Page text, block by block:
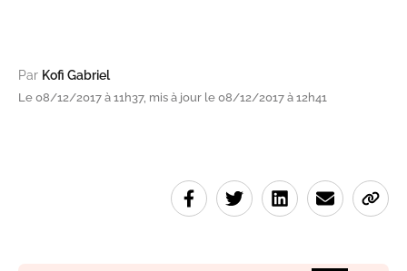
Par Kofi Gabriel
Le 08/12/2017 à 11h37, mis à jour le 08/12/2017 à 12h41